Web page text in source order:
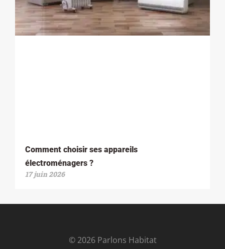
Comment choisir ses appareils
électroménagers ?
17 juin 2026
© 2026 Parlons Habitat